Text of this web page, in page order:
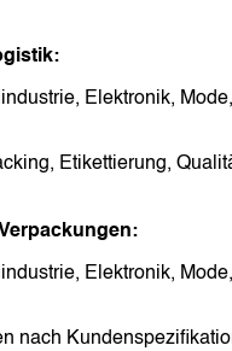
Elektronik,
Etikettierung,
Elektronik,
nach